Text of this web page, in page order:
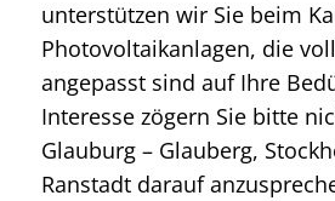
unterstützen wir Sie beim
Photovoltaikanlagen, die
angepasst sind auf Ihre
Interesse zögern Sie bitte
Glauburg – Glauberg,
Ranstadt darauf